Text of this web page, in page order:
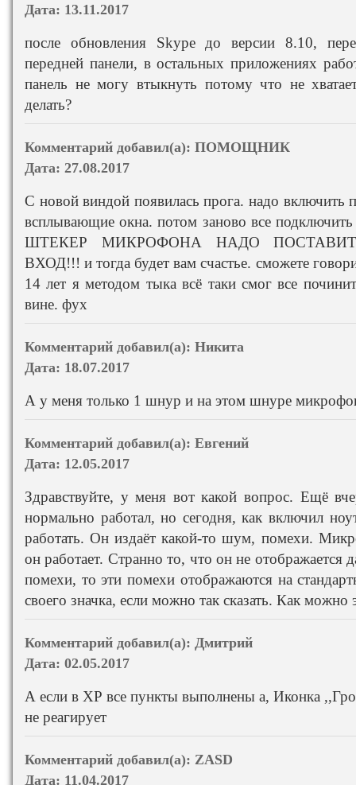
Дата: 13.11.2017
после обновления Skype до версии 8.10,
передней панели, в остальных приложениях
панель не могу втыкнуть потому что не
делать?
Комментарий добавил(а): ПОМОЩНИК
Дата: 27.08.2017
С новой виндой появилась прога. надо включить
всплывающие окна. потом заново все
ШТЕКЕР МИКРОФОНА НАДО
ВХОД!!! и тогда будет вам счастье. сможете
14 лет я методом тыка всё таки смог все
вине. фух
Комментарий добавил(а): Никита
Дата: 18.07.2017
А у меня только 1 шнур и на этом шнуре
Комментарий добавил(а): Евгений
Дата: 12.05.2017
Здравствуйте, у меня вот какой вопрос. Ещё
нормально работал, но сегодня, как включил
работать. Он издаёт какой-то шум, помехи.
он работает. Странно то, что он не отображается
помехи, то эти помехи отображаются на
своего значка, если можно так сказать. Как можно
Комментарий добавил(а): Дмитрий
Дата: 02.05.2017
А если в XP все пункты выполнены а, Иконка
не реагирует
Комментарий добавил(а): ZASD
Дата: 11.04.2017